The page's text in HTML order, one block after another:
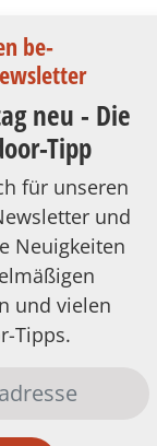
be-
neu - Die
Tipp
für unseren
und
Neuigkeiten
und vielen
Tipps.